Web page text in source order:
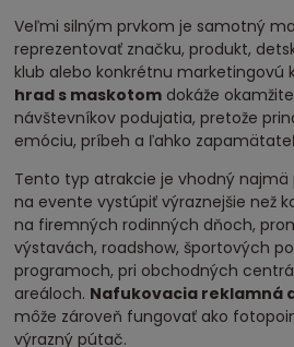
Veľmi silným prvkom je samotný
reprezentovať značku, produkt,
klub alebo konkrétnu marketingovú
hrad s maskotom dokáže
návštevníkov podujatia, pretože
emóciu, príbeh a ľahko
Tento typ atrakcie je vhodný najmä
na evente vystúpiť výraznejšie než
na firemných rodinných dňoch,
výstavách, roadshow, športových
programoch, pri obchodných
areáloch. Nafukovacia reklamná
môže zároveň fungovať ako
výrazný pútač.